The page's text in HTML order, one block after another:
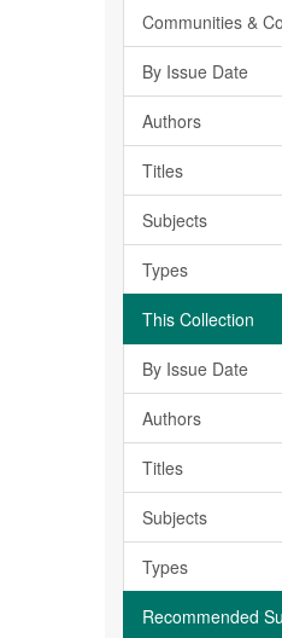
Communities &
By Issue Date
Authors
Titles
Subjects
Types
This Collection
By Issue Date
Authors
Titles
Subjects
Types
Recommended